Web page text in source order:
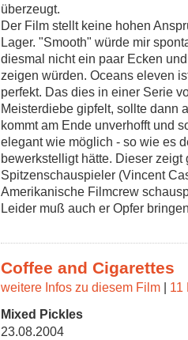
überzeugt.
Der Film stellt keine hohen
Lager. "Smooth" würde mir
diesmal nicht ein paar Ecken
zeigen würden. Oceans eleven
perfekt. Das dies in einer Serie
Meisterdiebe gipfelt, sollte dann
kommt am Ende unverhofft und
elegant wie möglich - so wie es
bewerkstelligt hätte. Dieser
Spitzenschauspieler (Vincent
Amerikanische Filmcrew
Leider muß auch er Opfer
Coffee and Cigarettes
weitere Infos zu diesem Film
11
Mixed Pickles
23.08.2004